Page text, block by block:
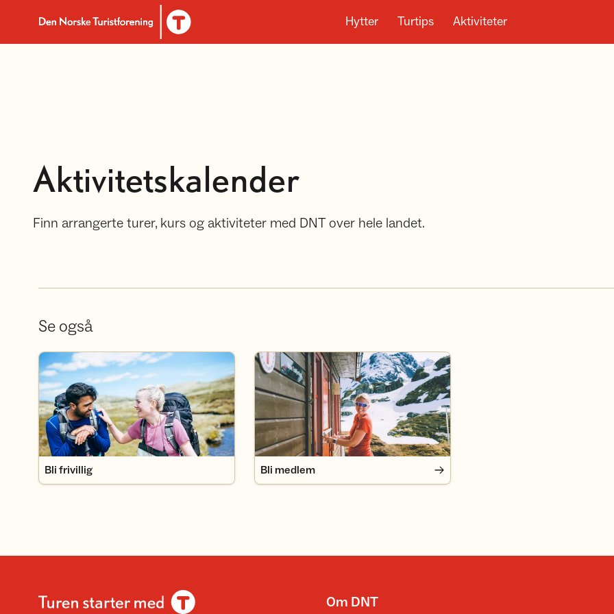
Til DNT.no forside
Hytter Turtips Aktiviteter
Aktivitetskalender
Finn arrangerte turer, kurs og aktiviteter med DNT over hele landet.
Se også
Bli frivillig
Bli frivillig
Bli medlem
Bli medlem
Om DNT